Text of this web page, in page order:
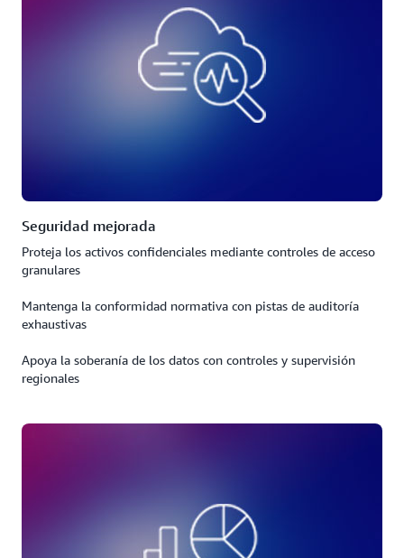
Seguridad mejorada
Proteja los activos confidenciales mediante controles de acceso
granulares
Mantenga la conformidad normativa con pistas de auditoría
exhaustivas
Apoya la soberanía de los datos con controles y supervisión
regionales